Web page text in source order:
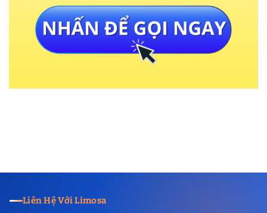
Liên Hệ Với Limosa